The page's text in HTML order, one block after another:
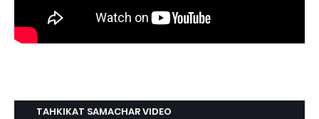
TAHKIKAT SAMACHAR VIDEO